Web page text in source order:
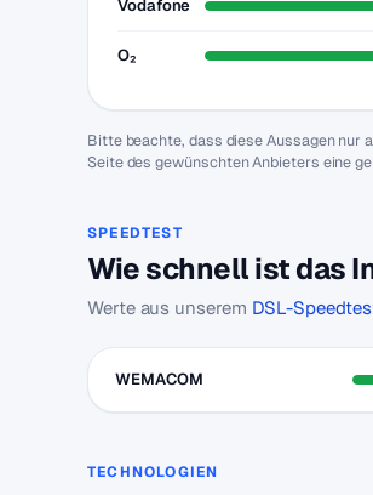
Vodafone
O₂
Bitte beachte, dass diese Aussagen nur
Seite des gewünschten Anbieters eine
SPEEDTEST
Wie schnell ist das
Werte aus unserem DSL-
WEMACOM
TECHNOLOGIEN